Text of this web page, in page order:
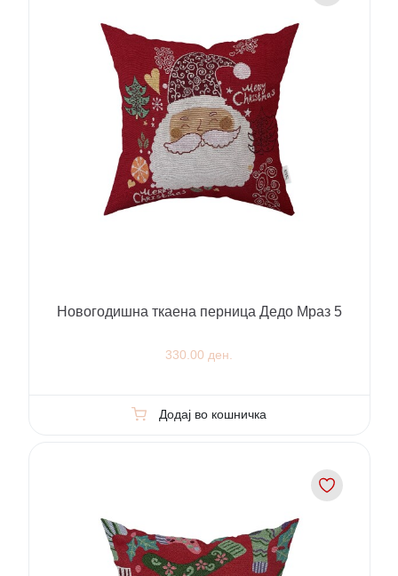
Новогодишна ткаена перница Дедо Мраз 5
330.00 ден.
Додај во кошничка